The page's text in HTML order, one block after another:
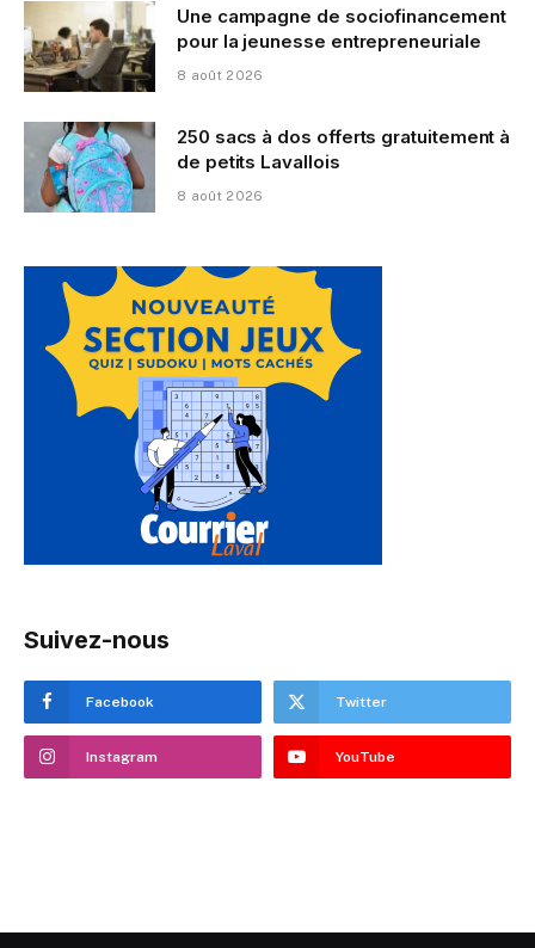
Une campagne de sociofinancement
pour la jeunesse entrepreneuriale
8 août 2026
250 sacs à dos offerts gratuitement à
de petits Lavallois
8 août 2026
Suivez-nous
Facebook Twitter
Instagram YouTube